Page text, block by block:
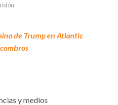
de Trump en Atlantic
y medios